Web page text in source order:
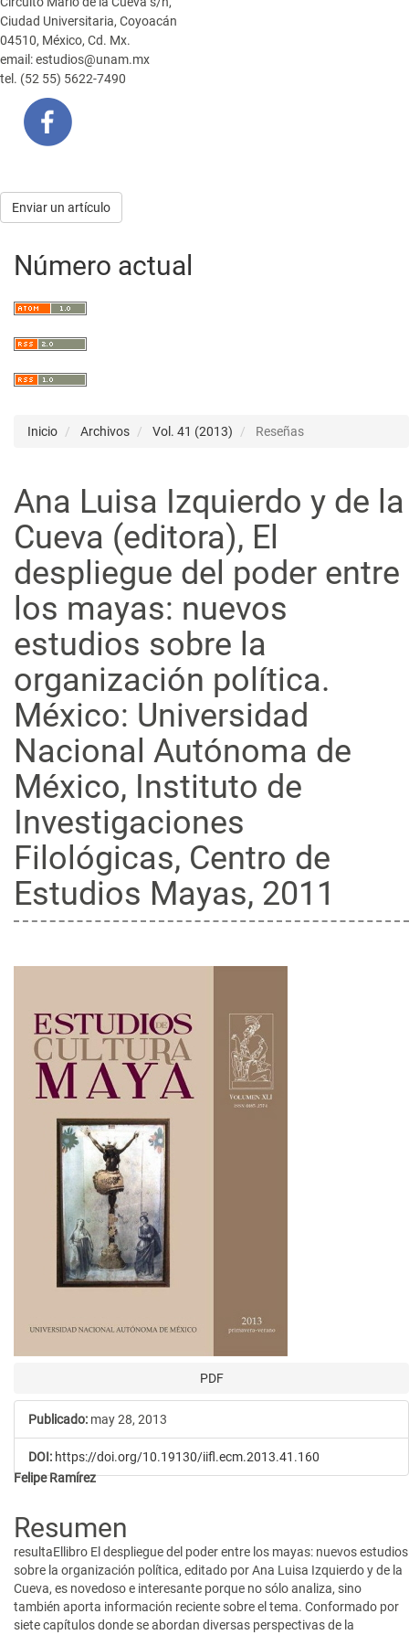
Ciudad Universitaria, Coyoacán
04510, México, Cd. Mx.
email: estudios@unam.mx
tel. (52 55) 5622-7490
Enviar
artículo
Enviar un artículo
Número actual
Inicio Archivos Vol. 41 (2013) Reseñas
Ana Luisa Izquierdo y de la
Cueva (editora), El
despliegue del poder entre
los mayas: nuevos
estudios sobre la
organización política.
México: Universidad
Nacional Autónoma de
México, Instituto de
Investigaciones
Filológicas, Centro de
Estudios Mayas, 2011
lateral
del
artículo
PDF
Publicado: may 28, 2013
DOI: https://doi.org/10.19130/iifl.ecm.2013.41.160
Contenido
principal
del
artículo
Felipe Ramírez
Resumen
resultaEllibro El despliegue del poder entre los mayas: nuevos estudios
sobre la organización política, editado por Ana Luisa Izquierdo y de la
Cueva, es novedoso e interesante porque no sólo analiza, sino
también aporta información reciente sobre el tema. Conformado por
siete capítulos donde se abordan diversas perspectivas de la